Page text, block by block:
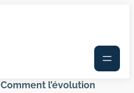
Comment l’évolution